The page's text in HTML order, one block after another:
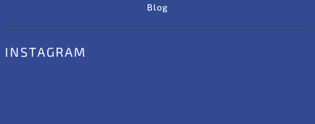
Blog
INSTAGRAM